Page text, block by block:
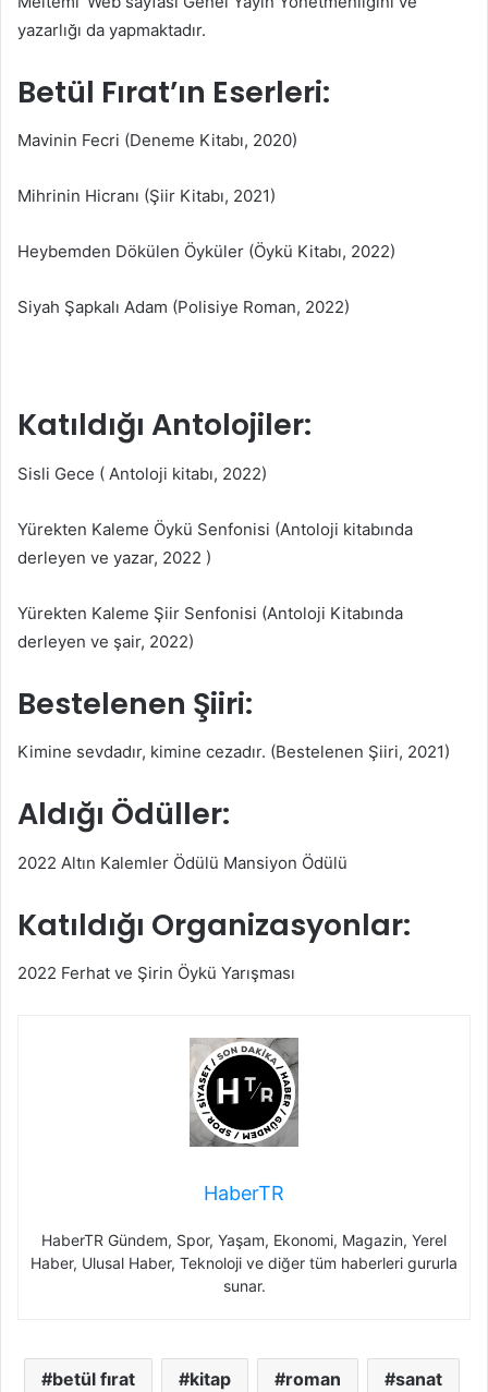
yazarlığı da yapmaktadır.
Betül Fırat’ın Eserleri:
Mavinin Fecri (Deneme Kitabı, 2020)
Mihrinin Hicranı (Şiir Kitabı, 2021)
Heybemden Dökülen Öyküler (Öykü Kitabı, 2022)
Siyah Şapkalı Adam (Polisiye Roman, 2022)
Katıldığı Antolojiler:
Sisli Gece ( Antoloji kitabı, 2022)
Yürekten Kaleme Öykü Senfonisi (Antoloji kitabında
derleyen ve yazar, 2022 )
Yürekten Kaleme Şiir Senfonisi (Antoloji Kitabında
derleyen ve şair, 2022)
Bestelenen Şiiri:
Kimine sevdadır, kimine cezadır. (Bestelenen Şiiri, 2021)
Aldığı Ödüller:
2022 Altın Kalemler Ödülü Mansiyon Ödülü
Katıldığı Organizasyonlar:
2022 Ferhat ve Şirin Öykü Yarışması
HaberTR
HaberTR Gündem, Spor, Yaşam, Ekonomi, Magazin, Yerel
Haber, Ulusal Haber, Teknoloji ve diğer tüm haberleri gururla
sunar.
betül fırat kitap roman sanat